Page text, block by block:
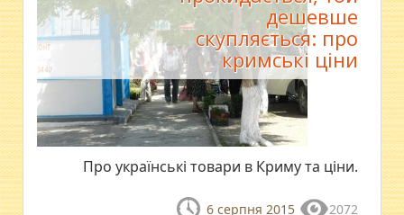
дешевше
скупляється: про
кримські ціни
Про українські товари в Криму та ціни.
6 серпня 2015 2072